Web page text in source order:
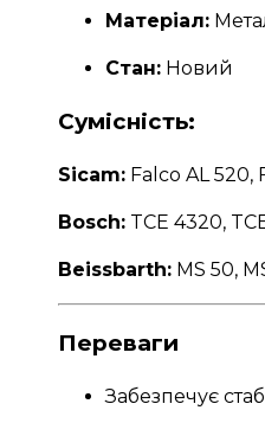
Матеріал:
Стан:Новий
Сумісність:
Sicam:Falco AL 520,
Bosch:TCE 4320,
Beissbarth:MS 50,
Переваги
Забезпечує